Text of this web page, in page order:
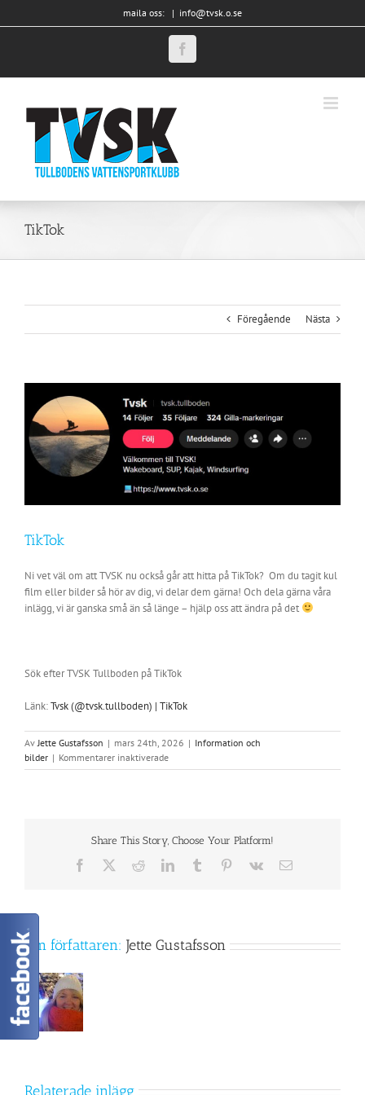
till
maila oss: | info@tvsk.o.se
Facebook
TikTok
Föregående Nästa
större
bild
TikTok
Ni vet väl om att TVSK nu också går att hitta på TikTok? Om du tagit kul
film eller bilder så hör av dig, vi delar dem gärna! Och dela gärna våra
inlägg, vi är ganska små än så länge – hjälp oss att ändra på det
Sök efter TVSK Tullboden på TikTok
Länk:Tvsk (@tvsk.tullboden) | TikTok
AvJette Gustafsson | mars 24th, 2026 | Information och
bilder | Kommentarer inaktiveradeför
TikTok
Share This Story, Choose Your Platform!
Facebook RedditLinkedInTumblr Pinterest
Vk
E-
Om författaren: Jette Gustafsson
Relaterade inlägg